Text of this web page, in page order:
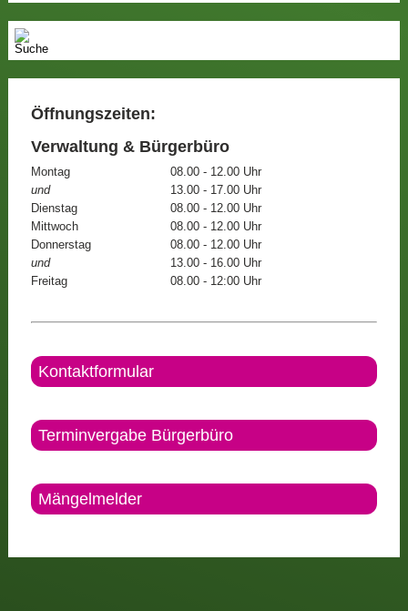
Öffnungszeiten:
Verwaltung & Bürgerbüro
Montag
08.00 - 12.00 Uhr
und
13.00 - 17.00 Uhr
Dienstag
08.00 - 12.00 Uhr
Mittwoch
08.00 - 12.00 Uhr
Donnerstag
08.00 - 12.00 Uhr
und
13.00 - 16.00 Uhr
Freitag
08.00 - 12:00 Uhr
Kontaktformular
Terminvergabe Bürgerbüro
Mängelmelder